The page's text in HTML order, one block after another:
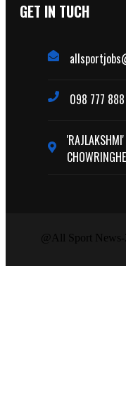
GET IN TUCH
098 777
@All Sport News-